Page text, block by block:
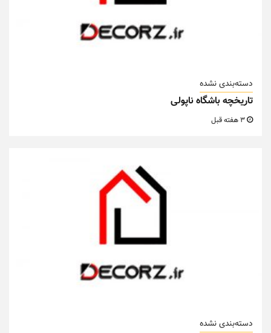
دسته‌بندی نشده
تاریخچه باشگاه ناپولی
دسته‌بندی نشده